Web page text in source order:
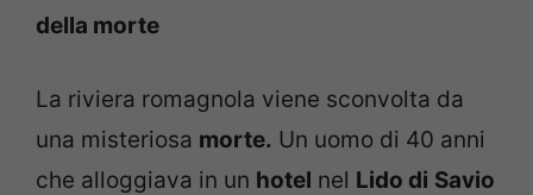
della morte
La riviera romagnola viene sconvolta da
una misteriosa morte. Un uomo di 40 anni
che alloggiava in un hotel nel Lido di Savio